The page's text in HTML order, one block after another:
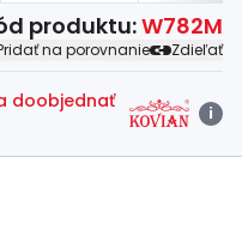
produktu:W782M
na porovnanie Zdieľať
doobjednať
i